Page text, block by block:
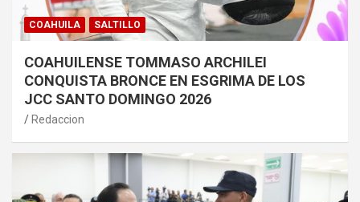
COAHUILA SALTILLO
COAHUILENSE TOMMASO ARCHILEI
CONQUISTA BRONCE EN ESGRIMA DE LOS
JCC SANTO DOMINGO 2026
Redaccion